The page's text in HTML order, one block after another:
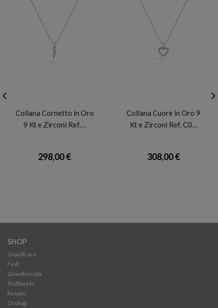
Collana Cornetto in Oro
9 Kt e Zirconi Ref.…
298,00 €
Collana Cuore in Oro 9
Kt e Zirconi Ref. C0…
308,00 €
SHOP
Gioielli oro
Fedi
Gioielli moda
Trollbeads
Raspini
Orologi